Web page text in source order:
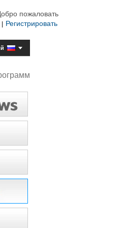
пожаловать
Регистрировать